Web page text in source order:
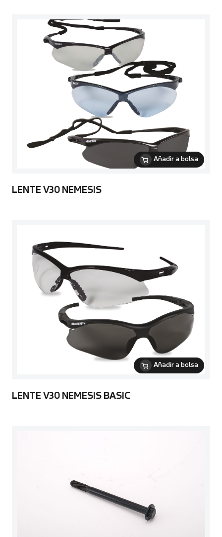
Añadir a bolsa
LENTE V30 NEMESIS
Añadir a bolsa
LENTE V30 NEMESIS BASIC